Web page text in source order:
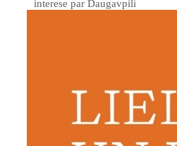
interese par Daugavpili